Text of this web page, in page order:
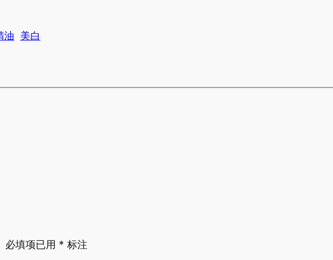
油 美白
必填项已用 * 标注